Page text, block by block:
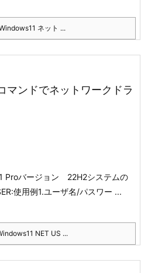
ネット ...
マンドでネットワークドラ
Proバージョン 22H2システムの
使用例1.ユーザ名/パスワー ...
NET US ...